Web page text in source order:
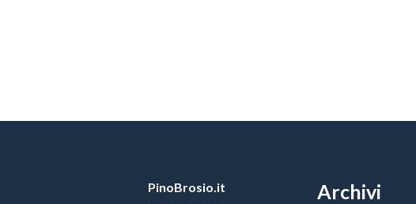
PinoBrosio.it Archivi